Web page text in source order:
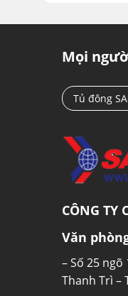
Mọi
Tủ đông
CÔNG TY
Văn
– Số 25 ngõ
Thanh Trì –